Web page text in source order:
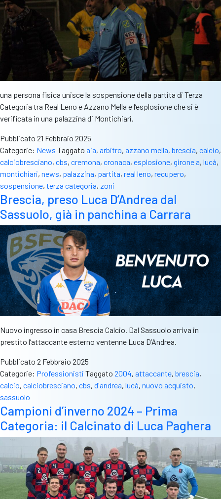
una persona fisica unisce la sospensione della partita di Terza
Categoria tra Real Leno e Azzano Mella e l’esplosione che si è
verificata in una palazzina di Montichiari.
Pubblicato 21 Febbraio 2025
Categorie: News Taggato aia, arbitro, azzano mella, brescia, calcio,
calciobresciano, cbs, cremona, cronaca, esplosione, girone a, lucà,
montichiari, news, palazzina, partita, real leno, recupero,
sospensione, terza categoria, zoni
Brescia, preso Luca D’Andrea dal
Sassuolo, già in panchina a Carrara
Nuovo ingresso in casa Brescia Calcio. Dal Sassuolo arriva in
prestito l’attaccante esterno ventenne Luca D’Andrea.
Pubblicato 2 Febbraio 2025
Categorie: Professionisti Taggato 2004, attaccante, brescia,
calcio, calciobresciano, cbs, d'andrea, lucà, nuovo acquisto,
sassuolo
Campioni d’inverno 2024 – Prima
Categoria: il Calcinato di Luca Paghera